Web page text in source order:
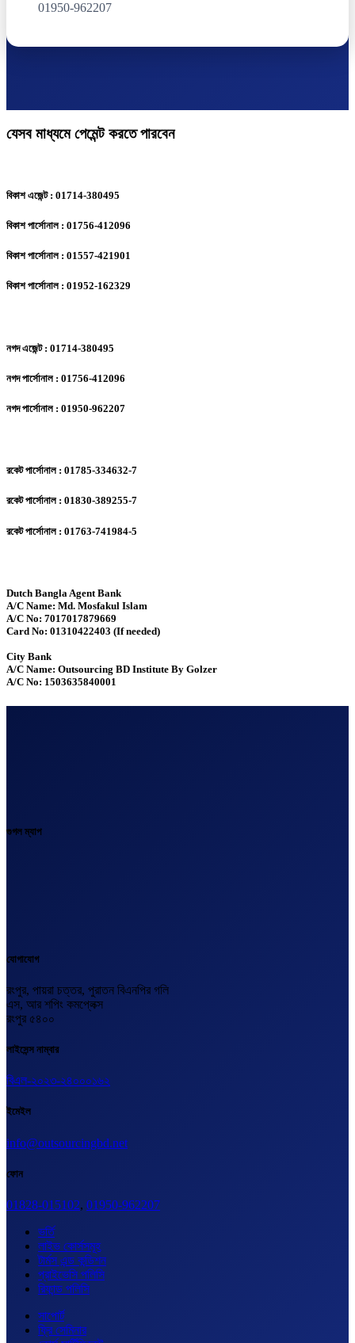
01950-962207
যেসব মাধ্যমে পেমেন্ট করতে পারবেন
বিকাশ এজেন্ট : 01714-380495
বিকাশ পার্সোনাল : 01756-412096
বিকাশ পার্সোনাল : 01557-421901
বিকাশ পার্সোনাল : 01952-162329
নগদ এজেন্ট : 01714-380495
নগদ পার্সোনাল : 01756-412096
নগদ পার্সোনাল : 01950-962207
রকেট পার্সোনাল : 01785-334632-7
রকেট পার্সোনাল : 01830-389255-7
রকেট পার্সোনাল : 01763-741984-5
Dutch Bangla Agent Bank
A/C Name: Md. Mosfakul Islam
A/C No: 7017017879669
Card No: 01310422403 (If needed)
City Bank
A/C Name: Outsourcing BD Institute By Golzer
A/C No: 1503635840001
গুগল ম্যাপ
যোগাযোগ
রংপুর, পায়রা চত্তর, পুরাতন বিএনপির গলি
এস, আর শপিং কমপ্লেক্স
রংপুর ৫৪০০
লাইসেন্স নাম্বার
বিএল-২০২৩-২৪০০০১৬২
ইমেইল
info@outsourcingbd.net
ফোন
01828-015102, 01950-962207
ভর্তি
লাইভ কোর্সসমূহ
টার্মস এন্ড কন্ডিশন
প্রাইভেসি পলিসি
রিফান্ড পলিসি
সাপোর্ট
ফ্রি সেমিনার